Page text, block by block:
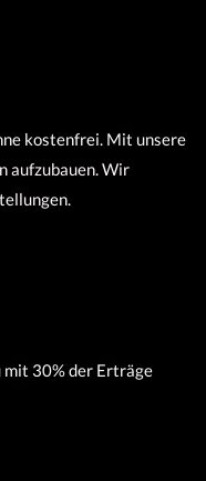
kostenfrei. Mit unsere
aufzubauen. Wir
mit 30% der Erträge